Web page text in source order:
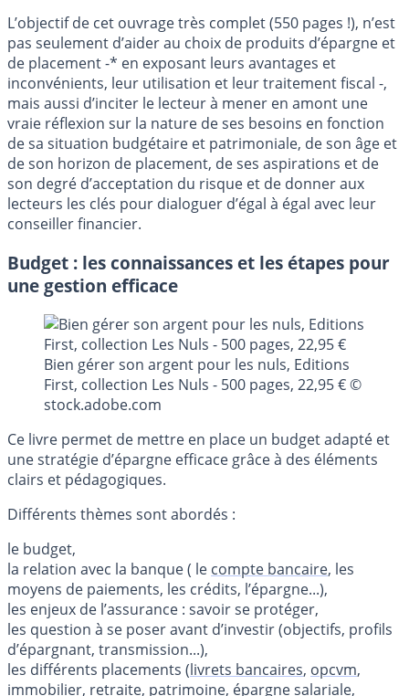
L’objectif de cet ouvrage très complet (550 pages !), n’est
pas seulement d’aider au choix de produits d’épargne et
de placement -* en exposant leurs avantages et
inconvénients, leur utilisation et leur traitement fiscal -,
mais aussi d’inciter le lecteur à mener en amont une
vraie réflexion sur la nature de ses besoins en fonction
de sa situation budgétaire et patrimoniale, de son âge et
de son horizon de placement, de ses aspirations et de
son degré d’acceptation du risque et de donner aux
lecteurs les clés pour dialoguer d’égal à égal avec leur
conseiller financier.
Budget : les connaissances et les étapes pour
une gestion efficace
Bien gérer son argent pour les nuls, Editions
First, collection Les Nuls - 500 pages, 22,95 € ©
stock.adobe.com
Ce livre permet de mettre en place un budget adapté et
une stratégie d’épargne efficace grâce à des éléments
clairs et pédagogiques.
Différents thèmes sont abordés :
le budget,
la relation avec la banque ( le compte bancaire, les
moyens de paiements, les crédits, l’épargne...),
les enjeux de l’assurance : savoir se protéger,
les question à se poser avant d’investir (objectifs, profils
d’épargnant, transmission...),
les différents placements (livrets bancaires, opcvm,
immobilier, retraite, patrimoine, épargne salariale,